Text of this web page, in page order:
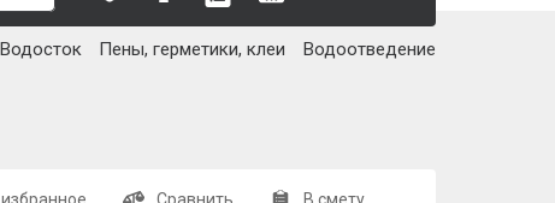
Водосток Пены, герметики, клеи Водоотведение